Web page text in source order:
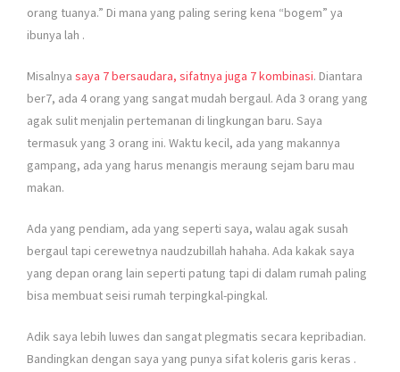
orang tuanya.” Di mana yang paling sering kena “bogem” ya
ibunya lah .
Misalnya saya 7 bersaudara, sifatnya juga 7 kombinasi. Diantara
ber7, ada 4 orang yang sangat mudah bergaul. Ada 3 orang yang
agak sulit menjalin pertemanan di lingkungan baru. Saya
termasuk yang 3 orang ini. Waktu kecil, ada yang makannya
gampang, ada yang harus menangis meraung sejam baru mau
makan.
Ada yang pendiam, ada yang seperti saya, walau agak susah
bergaul tapi cerewetnya naudzubillah hahaha. Ada kakak saya
yang depan orang lain seperti patung tapi di dalam rumah paling
bisa membuat seisi rumah terpingkal-pingkal.
Adik saya lebih luwes dan sangat plegmatis secara kepribadian.
Bandingkan dengan saya yang punya sifat koleris garis keras .